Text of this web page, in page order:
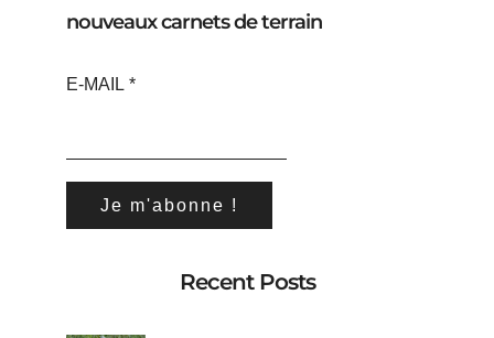
nouveaux carnets de terrain
E-MAIL *
Recent Posts